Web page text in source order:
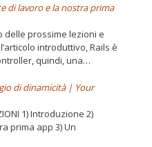
di lavoro e la nostra prima
prossime lezioni e
introduttivo, Rails è
quindi, una…
di dinamicità | Your
1) Introduzione 2)
prima app 3) Un